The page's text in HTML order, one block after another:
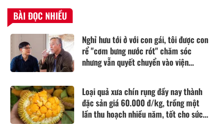
BÀI ĐỌC NHIỀU
Nghỉ hưu tới ở với con gái, tôi được con
rể "cơm bưng nước rót" chăm sóc
nhưng vẫn quyết chuyển vào viện
Loại quả xưa chín rụng đầy nay thành
đặc sản giá 60.000 đ/kg, trồng một
lần thu hoạch nhiều năm, tốt cho sức